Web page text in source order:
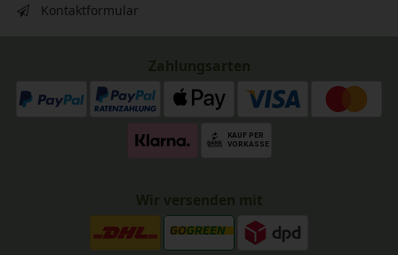
Kontaktformular
Zahlungsarten
Wir versenden mit